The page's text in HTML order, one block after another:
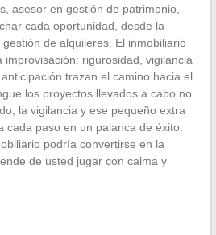
asesor en gestión de patrimonio,
cada oportunidad, desde la
de alquileres. El inmobiliario
rigurosidad, vigilancia
trazan el camino hacia el
los proyectos llevados a cabo no
la vigilancia y ese pequeño extra
cada paso en un palanca de éxito.
podría convertirse en la
de usted jugar con calma y